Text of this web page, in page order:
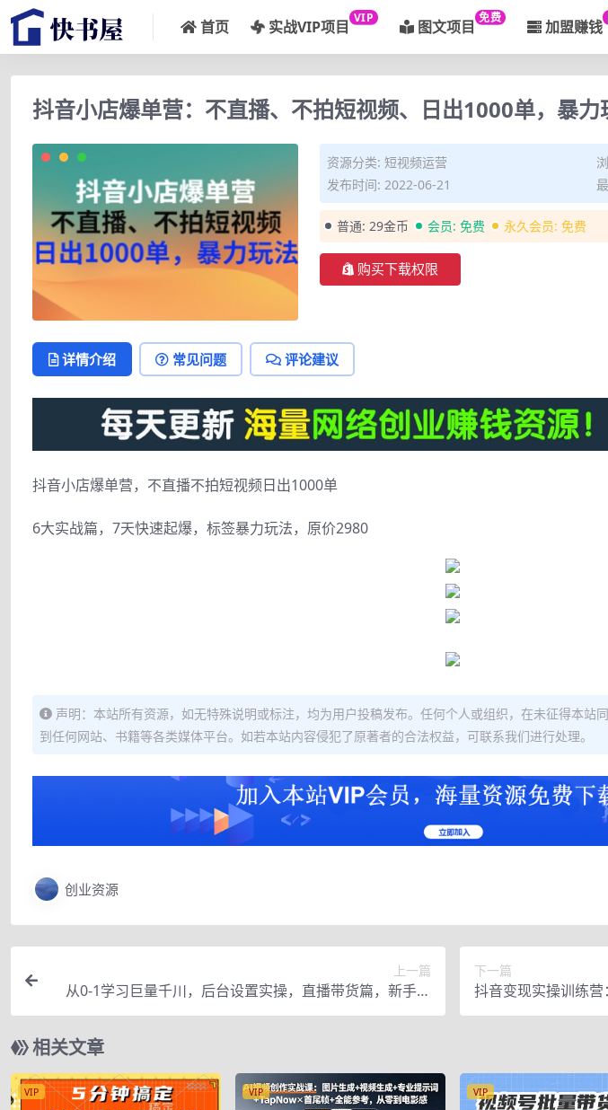
首页 实战VIP项目 VIP 图文项目 免费 加盟赚钱
抖音小店爆单营：不直播、不拍短视频、日出1000单，暴力
资源分类: 短视频运营
发布时间: 2022-06-21
普通: 29金币 会员: 免费 永久会员: 免费
购买下载权限
详情介绍 常见问题 评论建议
抖音小店爆单营，不直播不拍短视频日出1000单
6大实战篇，7天快速起爆，标签暴力玩法，原价2980
声明：本站所有资源，如无特殊说明或标注，均为用户投稿发布。任何个人或组织，在未征得本站
到任何网站、书籍等各类媒体平台。如若本站内容侵犯了原著者的合法权益，可联系我们进行处理。
创业资源
上一篇
从0-1学习巨量千川，后台设置实操，直播带货篇，新手小
白入门千川必听课
下一篇
抖音变现实操训练
视频课）
相关文章
VIP VIP VIP